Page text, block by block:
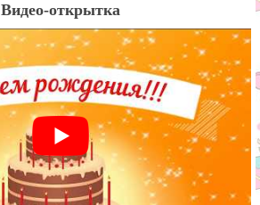
Видео-открытка